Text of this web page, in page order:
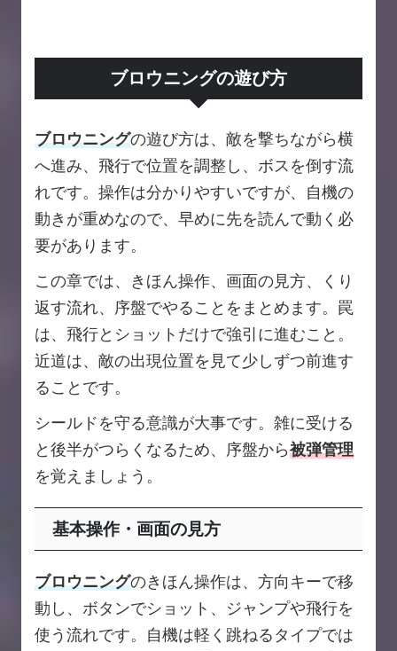
ブロウニングの遊び方
ブロウニングの遊び方は、敵を撃ちながら横
へ進み、飛行で位置を調整し、ボスを倒す流
れです。操作は分かりやすいですが、自機の
動きが重めなので、早めに先を読んで動く必
要があります。
この章では、きほん操作、画面の見方、くり
返す流れ、序盤でやることをまとめます。罠
は、飛行とショットだけで強引に進むこと。
近道は、敵の出現位置を見て少しずつ前進す
ることです。
シールドを守る意識が大事です。雑に受ける
と後半がつらくなるため、序盤から被弾管理
を覚えましょう。
基本操作・画面の見方
ブロウニングのきほん操作は、方向キーで移
動し、ボタンでショット、ジャンプや飛行を
使う流れです。自機は軽く跳ねるタイプでは